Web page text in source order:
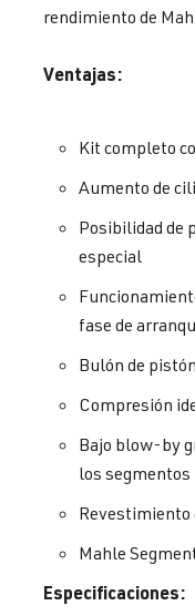
rendimiento de
Ventajas:
Kit completo
Aumento de
Posibilidad de
especial
fase de
Bulón de
Compresión
Bajo blow-by
los segmentos
Mahle
Especificaciones: